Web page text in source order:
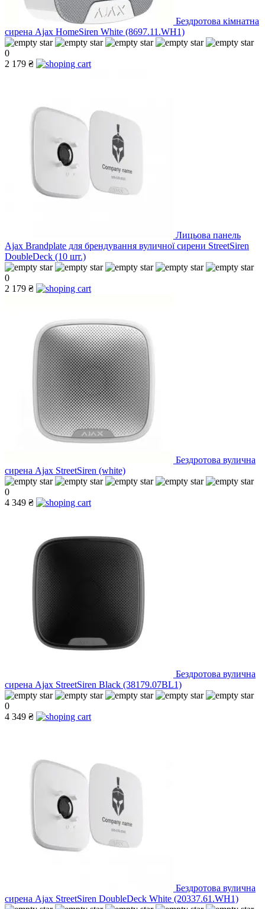
Бездротова кімнатна
сирена Ajax HomeSiren White (8697.11.WH1)
0
2 179 ₴
Лицьова панель
Ajax Brandplate для брендування вуличної сирени StreetSiren
DoubleDeck (10 шт.)
0
2 179 ₴
Бездротова вулична
сирена Ajax StreetSiren (white)
0
4 349 ₴
Бездротова вулична
сирена Ajax StreetSiren Black (38179.07BL1)
0
4 349 ₴
Бездротова вулична
сирена Ajax StreetSiren DoubleDeck White (20337.61.WH1)